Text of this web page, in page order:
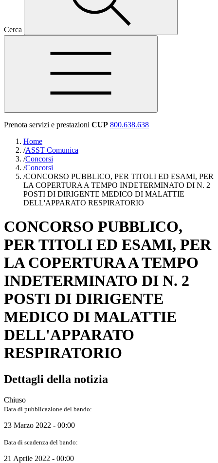
Cerca
Prenota servizi e prestazioni CUP 800.638.638
Home
/ASST Comunica
/Concorsi
/Concorsi
/CONCORSO PUBBLICO, PER TITOLI ED ESAMI, PER
LA COPERTURA A TEMPO INDETERMINATO DI N. 2
POSTI DI DIRIGENTE MEDICO DI MALATTIE
DELL'APPARATO RESPIRATORIO
CONCORSO PUBBLICO,
PER TITOLI ED ESAMI, PER
LA COPERTURA A TEMPO
INDETERMINATO DI N. 2
POSTI DI DIRIGENTE
MEDICO DI MALATTIE
DELL'APPARATO
RESPIRATORIO
Dettagli della notizia
Chiuso
Data di pubblicazione del bando:
23 Marzo 2022 - 00:00
Data di scadenza del bando:
21 Aprile 2022 - 00:00